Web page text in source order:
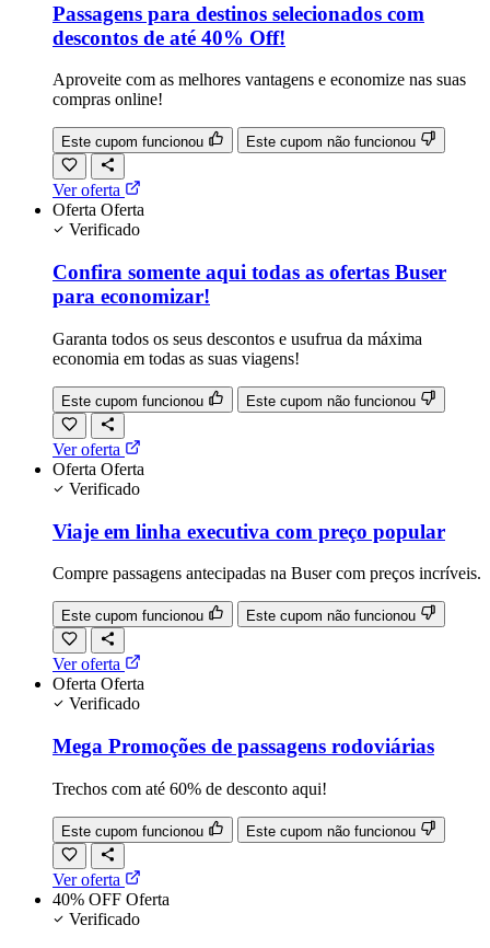
Passagens para destinos selecionados com
descontos de até 40% Off!
Aproveite com as melhores vantagens e economize nas suas
compras online!
Este cupom funcionou Este cupom não funcionou
Ver oferta
Oferta Oferta
Verificado
Confira somente aqui todas as ofertas Buser
para economizar!
Garanta todos os seus descontos e usufrua da máxima
economia em todas as suas viagens!
Este cupom funcionou Este cupom não funcionou
Ver oferta
Oferta Oferta
Verificado
Viaje em linha executiva com preço popular
Compre passagens antecipadas na Buser com preços incríveis.
Este cupom funcionou Este cupom não funcionou
Ver oferta
Oferta Oferta
Verificado
Mega Promoções de passagens rodoviárias
Trechos com até 60% de desconto aqui!
Este cupom funcionou Este cupom não funcionou
Ver oferta
40% OFF Oferta
Verificado